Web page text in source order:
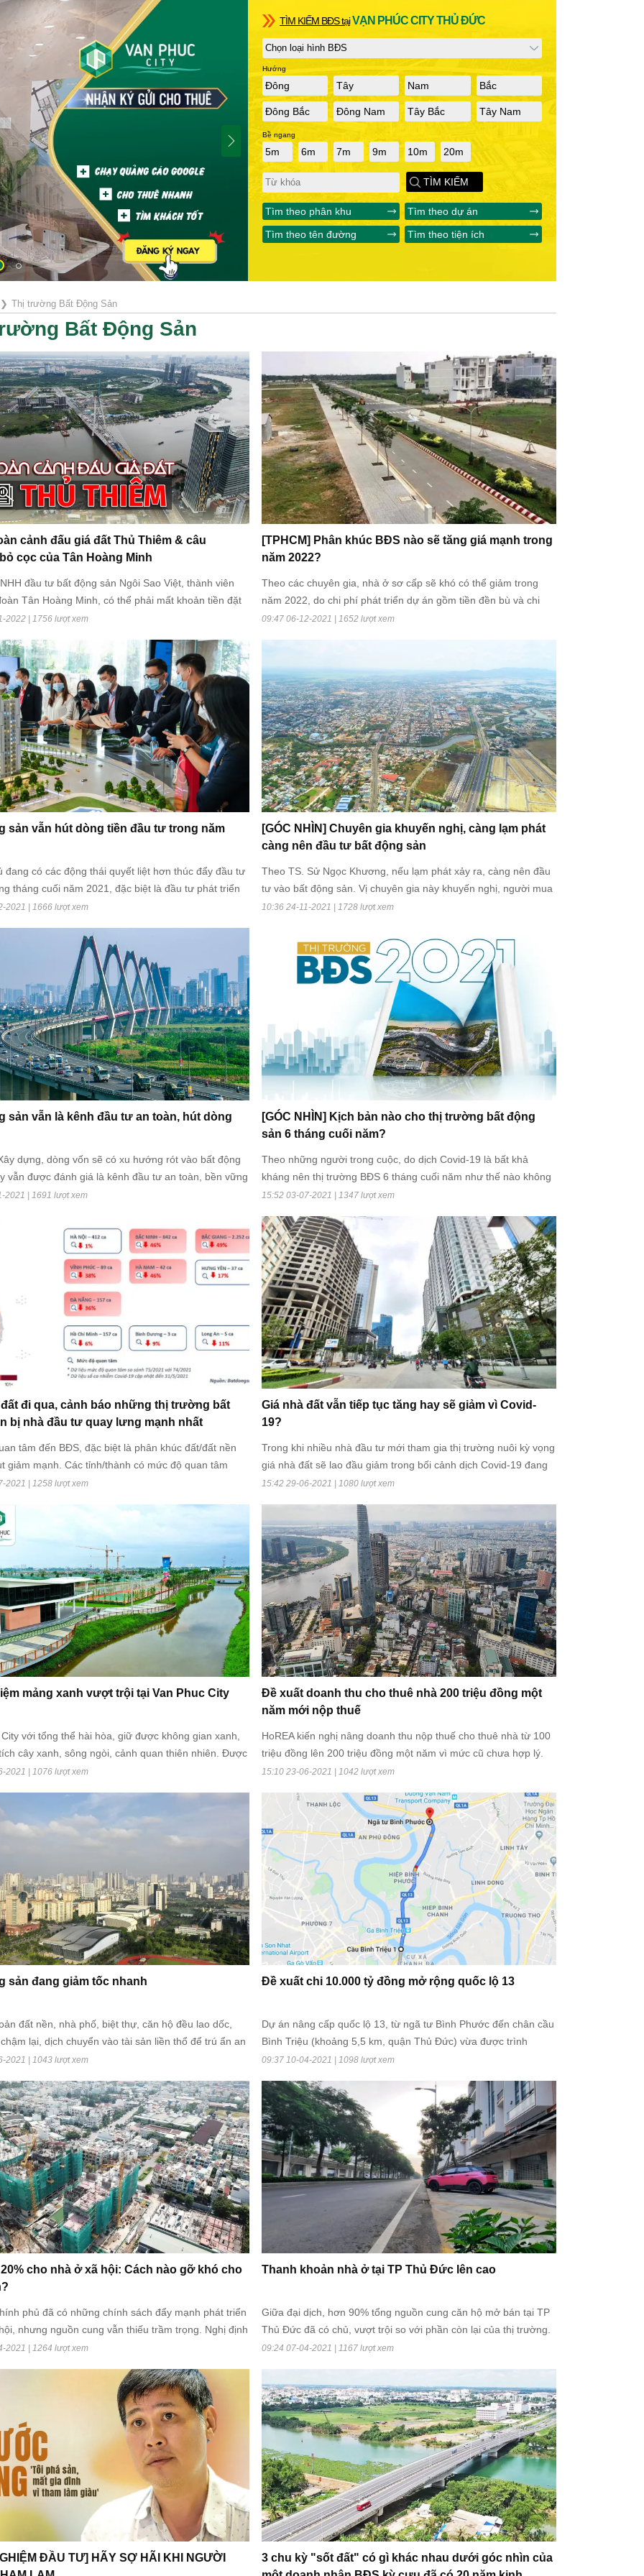
TÌM KIẾM BĐS tạiVẠN PHÚC CITY THỦ ĐỨC
Hướng
Đông Tây Nam Bắc
Đông Bắc Đông Nam Tây Bắc Tây Nam
Bề ngang
5m 6m 7m 9m 10m 20m
TÌM KIẾM
Tìm theo phân khu
Tìm theo dự án
Tìm theo tên đường
Tìm theo tiện ích
❯ Thị trường Bất Động Sản
Bất Động Sản
cảnh đấu giá đất Thủ Thiêm & câu
cọc của Tân Hoàng Minh
đầu tư bất động sản Ngôi Sao Việt, thành viên
Tân Hoàng Minh, có thể phải mất khoản tiền đặt
tỉ đồng - bằng 20% mức giá khởi điểm của lô
đồng mua bán.
2022 | 1756 lượt xem
[TPHCM] Phân khúc BĐS nào sẽ tăng giá mạnh trong
năm 2022?
Theo các chuyên gia, nhà ở sơ cấp sẽ khó có thể giảm trong
năm 2022, do chi phí phát triển dự án gồm tiền đền bù và chi
phí tài chính tăng cao. Cùng với đó, chi phí nguyên vật liệu xây
toán để kích cầu thay vì giảm giá bán sơ cấp.
09:47 06-12-2021 | 1652 lượt xem
sản vẫn hút dòng tiền đầu tư trong năm
đang có các động thái quyết liệt hơn thúc đẩy đầu tư
tháng cuối năm 2021, đặc biệt là đầu tư phát triển
nhằm thúc đẩy nền kinh tế hồi phục. Việc thúc
trường BĐS, sẽ trở thành động lực tăng trưởng chính
các năm tới.
2021 | 1666 lượt xem
[GÓC NHÌN] Chuyên gia khuyến nghị, càng lạm phát
càng nên đầu tư bất động sản
Theo TS. Sử Ngọc Khương, nếu lạm phát xảy ra, càng nên đầu
tư vào bất động sản. Vị chuyên gia này khuyến nghị, người mua
không nên sử dụng đòn bẩy tài chính bởi rủi ro lớn.
10:36 24-11-2021 | 1728 lượt xem
sản vẫn là kênh đầu tư an toàn, hút dòng
dựng, dòng vốn sẽ có xu hướng rót vào bất động
vẫn được đánh giá là kênh đầu tư an toàn, bền vững
Bên cạnh đó, Bộ Xây dựng cũng có những động
2021 | 1691 lượt xem
[GÓC NHÌN] Kịch bản nào cho thị trường bất động
sản 6 tháng cuối năm?
Theo những người trong cuộc, do dịch Covid-19 là bất khả
kháng nên thị trường BĐS 6 tháng cuối năm như thế nào không
nằm ở yếu tố thị trường mà quyết định phần lớn ở khả năng
15:52 03-07-2021 | 1347 lượt xem
đi qua, cảnh báo những thị trường bất
bị nhà đầu tư quay lưng mạnh nhất
tâm đến BĐS, đặc biệt là phân khúc đất/đất nền
giảm mạnh. Các tỉnh/thành có mức độ quan tâm
là Bắc Giang (49%), Bắc Ninh và Hà Nam (46%),
2021 | 1258 lượt xem
Giá nhà đất vẫn tiếp tục tăng hay sẽ giảm vì Covid-
19?
Trong khi nhiều nhà đầu tư mới tham gia thị trường nuôi kỳ vọng
giá nhà đất sẽ lao đầu giảm trong bối cảnh dịch Covid-19 đang
diễn biến phức tạp, dân đầu tư lâu năm lại cho rằng giá BĐS sẽ
15:42 29-06-2021 | 1080 lượt xem
mảng xanh vượt trội tại Van Phuc City
với tổng thể hài hòa, giữ được không gian xanh,
cây xanh, sông ngòi, cảnh quan thiên nhiên. Được
bởi sông Sài Gòn góp phần tạo môi trường sinh hoạt
2021 | 1076 lượt xem
Đề xuất doanh thu cho thuê nhà 200 triệu đồng một
năm mới nộp thuế
HoREA kiến nghị nâng doanh thu nộp thuế cho thuê nhà từ 100
triệu đồng lên 200 triệu đồng một năm vì mức cũ chưa hợp lý.
15:10 23-06-2021 | 1042 lượt xem
sản đang giảm tốc nhanh
đất nền, nhà phố, biệt thự, căn hộ đều lao dốc,
lại, dịch chuyển vào tài sản liền thổ để trú ẩn an
2021 | 1043 lượt xem
Đề xuất chi 10.000 tỷ đồng mở rộng quốc lộ 13
Dự án nâng cấp quốc lộ 13, từ ngã tư Bình Phước đến chân cầu
Bình Triệu (khoảng 5,5 km, quận Thủ Đức) vừa được trình
HĐND thành phố xin chủ trương.
09:37 10-04-2021 | 1098 lượt xem
cho nhà ở xã hội: Cách nào gỡ khó cho
phủ đã có những chính sách đẩy mạnh phát triển
nhưng nguồn cung vẫn thiếu trầm trọng. Nghị định
hành vẫn còn nút thắt đối với loại hình nhà ở này vì
2021 | 1264 lượt xem
Thanh khoản nhà ở tại TP Thủ Đức lên cao
Giữa đại dịch, hơn 90% tổng nguồn cung căn hộ mở bán tại TP
Thủ Đức đã có chủ, vượt trội so với phần còn lại của thị trường.
09:24 07-04-2021 | 1167 lượt xem
ĐẦU TƯ] HÃY SỢ HÃI KHI NGƯỜI
3 chu kỳ "sốt đất" có gì khác nhau dưới góc nhìn của